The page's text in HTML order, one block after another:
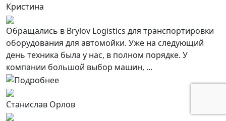
Кристина
Обращались в Brylov Logistics для транспортировки
оборудования для автомойки. Уже на следующий
день техника была у нас, в полном порядке. У
компании большой выбор машин, ...
Станислав Орлов